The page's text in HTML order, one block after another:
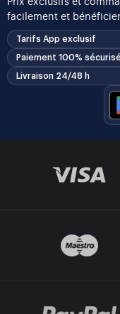
facilement et
Tarifs App exclusif
Paiement 100% sécurisé
Livraison 24/48 h